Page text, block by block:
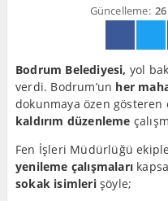
Güncelleme:
Bodrum Belediyesi, yol
verdi. Bodrum’un her
dokunmaya özen gösteren
kaldırım düzenleme
Fen İşleri Müdürlüğü
yenileme çalışmaları
sokak isimlerişöyle;